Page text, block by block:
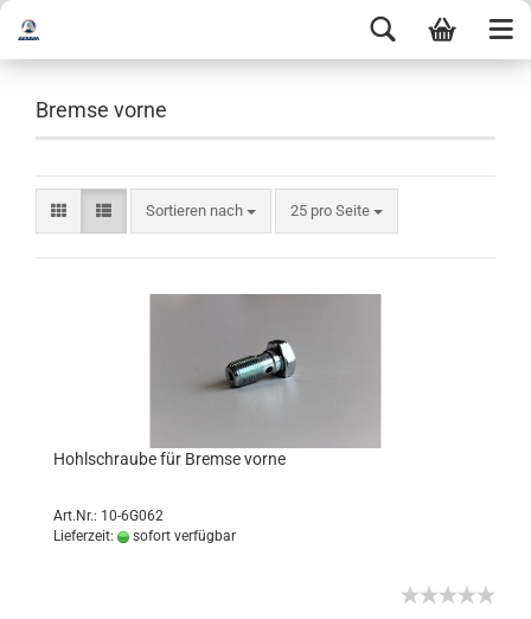
Bremse vorne
Sortieren nach 25 pro Seite
Hohlschraube für Bremse vorne
Art.Nr.: 10-6G062
Lieferzeit:
sofort verfügbar